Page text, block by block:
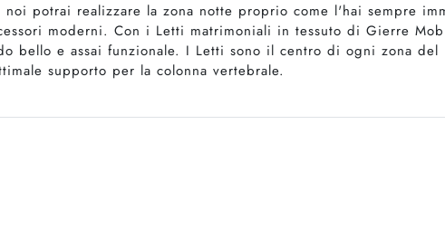
potrai realizzare la zona notte proprio come l'hai sempre
moderni. Con i Letti matrimoniali in tessuto di Gierre
bello e assai funzionale. I Letti sono il centro di ogni zona
supporto per la colonna vertebrale.